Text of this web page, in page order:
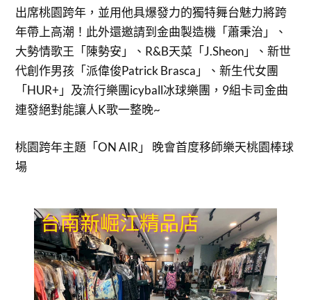
出席桃園跨年，並用他具爆發力的獨特舞台魅力將跨
年帶上高潮！此外還邀請到金曲製造機「蕭秉治」、
大勢情歌王「陳勢安」、R&B天菜「J.Sheon」、新世
代創作男孩「派偉俊Patrick Brasca」、新生代女團
「HUR+」及流行樂團icyball冰球樂團，9組卡司金曲
連發絕對能讓人K歌一整晚~
桃園跨年主題「ON AIR」 晚會首度移師樂天桃園棒球
場